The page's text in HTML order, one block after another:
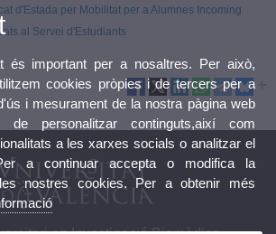
d'Estada per Mobilitat per a Alumnes Incoming
al Servei d'Estudiants
és important per a nosaltres. Per això,
cookies pròpies i de tercers per a
i mesurament de la nostra pàgina web
personalitzar continguts,així com
a les xarxes socials o analitzar el
a continuar accepta o modifica la
nostres cookies. Per a obtenir més